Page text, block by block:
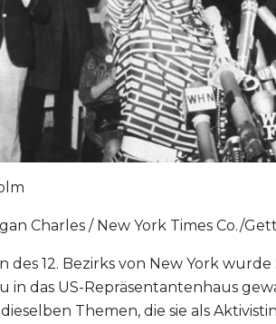
Charles / New York Times Co./
des 12. Bezirks von New York wurde
in das US-Repräsentantenhaus
Themen, die sie als